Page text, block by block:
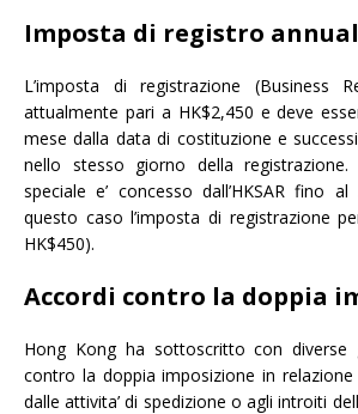
Imposta di registro
L’imposta di registrazione (Business
attualmente pari a HK$2,450 e deve
mese dalla data di costituzione e
nello stesso giorno della
speciale e’ concesso dall’HKSAR fino
questo caso l’imposta di registrazione
HK$450).
Accordi contro la doppia
Hong Kong ha sottoscritto con diverse
contro la doppia imposizione in
dalle attivita’ di spedizione o agli introiti